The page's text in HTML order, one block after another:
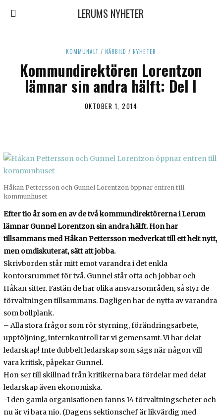
LERUMS NYHETER
KOMMUNALT / NÄRBILD / NYHETER
Kommundirektören Lorentzon
lämnar sin andra hälft: Del I
OKTOBER 1, 2014
Håkan Pettersson och Gunnel Lorentzon öppnar entren till
kommunhuset
Efter tio år som en av de två kommundirektörerna i Lerum
lämnar Gunnel Lorentzon sin andra hälft. Hon har
tillsammans med Håkan Pettersson medverkat till ett helt nytt,
men omdiskuterat, sätt att jobba.
Skrivborden står mitt emot varandra i det enkla
kontorsrummet för två. Gunnel står ofta och jobbar och
Håkan sitter. Fastän de har olika ansvarsområden, så styr de
förvaltningen tillsammans. Dagligen har de nytta av varandra
som bollplank.
– Alla stora frågor som rör styrning, förändringsarbete,
uppföljning, internkontroll tar vi gemensamt. Vi har delat
ledarskap! Inte dubbelt ledarskap som sägs när någon vill
vara kritisk, påpekar Gunnel.
Hon ser till skillnad från kritikerna bara fördelar med delat
ledarskap även ekonomiska.
-I den gamla organisationen fanns 14 förvaltningschefer och
nu är vi bara nio. (Dagens sektionschef är likvärdig med